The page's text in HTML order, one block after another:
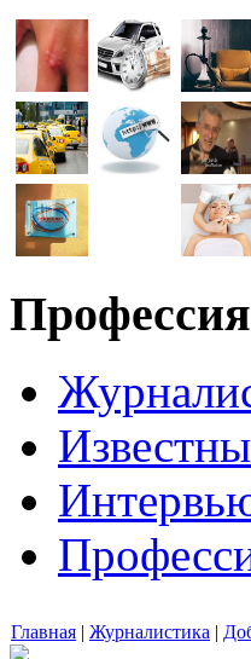
Главная | Журналистика |